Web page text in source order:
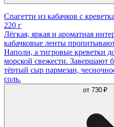
Спагетти из кабачков с
220 г
Лёгкая, яркая и ароматная
кабачковые ленты
Наполи, а тигровые креветки
морской свежести. Завершают
тёртый сыр пармезан,
соль.
от 730 ₽